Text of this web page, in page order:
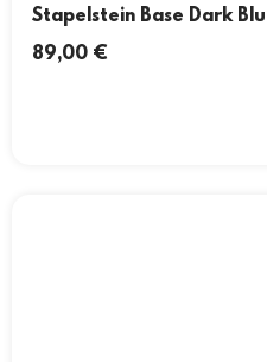
Stapelstein Base Dark
89,00 €